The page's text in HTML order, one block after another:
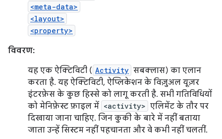
<meta-data>
<layout>
<property>
विवरण:
यह एक ऐक्टिविटी ( Activity सबक्लास) का एलान
करता है. यह ऐक्टिविटी, ऐप्लिकेशन के विज़ुअल यूज़र
इंटरफ़ेस के कुछ हिस्से को लागू करती है. सभी गतिविधियों
को मेनिफ़ेस्ट फ़ाइल में <activity> एलिमेंट के तौर पर
दिखाया जाना चाहिए. जिन कुकी के बारे में नहीं बताया
जाता उन्हें सिस्टम नहीं पहचानता और वे कभी नहीं चलतीं.